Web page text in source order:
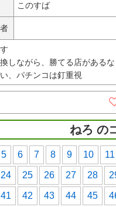
このすば
しながら、勝てる店がある
、パチンコは釘重視
ねろ の
5 6 7 8 9 10 11
24 25 26 27 28
41 42 43 44 45